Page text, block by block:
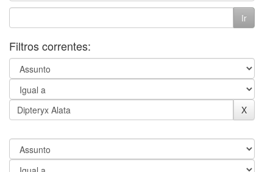
Filtros correntes: